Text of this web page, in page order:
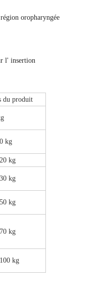
oropharyngée
l' insertion
du produit
kg
kg
kg
kg
kg
kg